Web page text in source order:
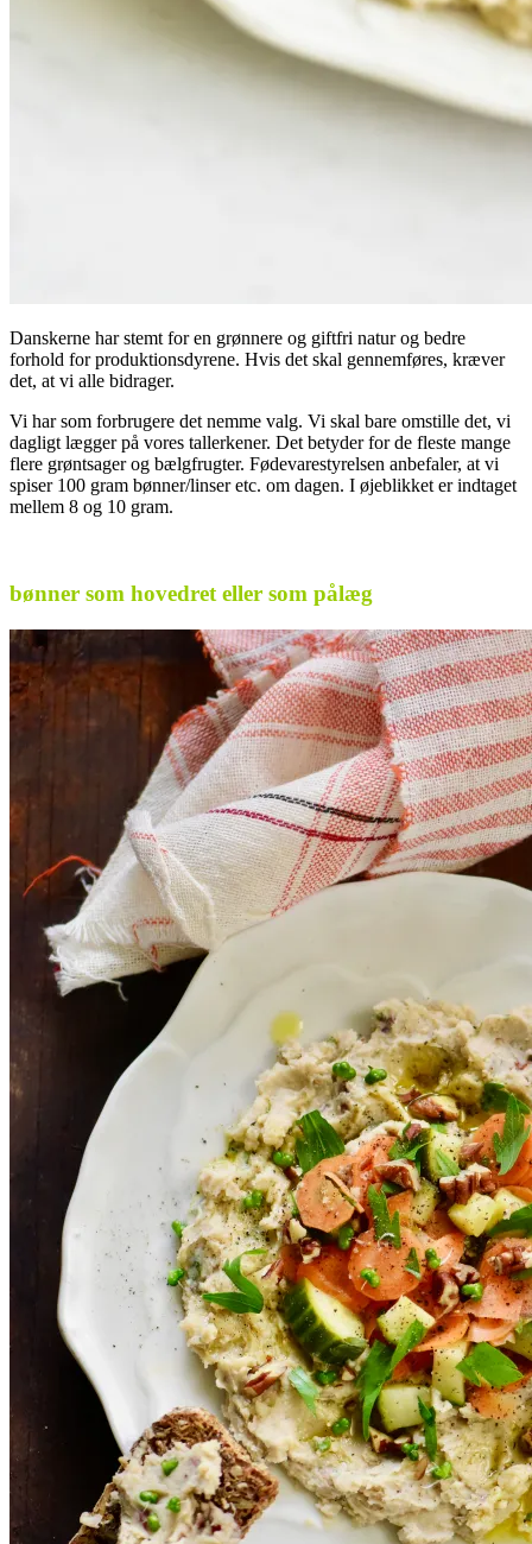
Danskerne har stemt for en grønnere og giftfri natur og bedre
forhold for produktionsdyrene. Hvis det skal gennemføres, kræver
det, at vi alle bidrager.
Vi har som forbrugere det nemme valg. Vi skal bare omstille det, vi
dagligt lægger på vores tallerkener. Det betyder for de fleste mange
flere grøntsager og bælgfrugter. Fødevarestyrelsen anbefaler, at vi
spiser 100 gram bønner/linser etc. om dagen. I øjeblikket er indtaget
mellem 8 og 10 gram.
bønner som hovedret eller som pålæg